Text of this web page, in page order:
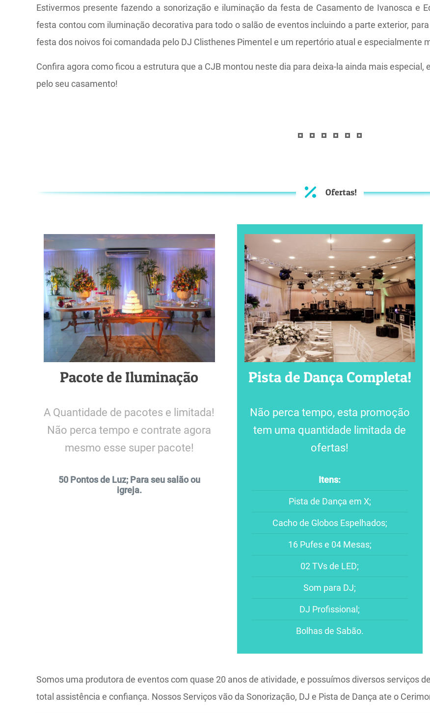
Estivermos presente fazendo a sonorização e iluminação da festa de Casamento de Ivanosca e
festa contou com iluminação decorativa para todo o salão de eventos incluindo a parte exterior,
festa dos noivos foi comandada pelo DJ Clisthenes Pimentel e um repertório atual e especialmente
Confira agora como ficou a estrutura que a CJB montou neste dia para deixa-la ainda mais
pelo seu casamento!
Ofertas!
Pacote de Iluminação
A Quantidade de pacotes e limitada!
Não perca tempo e contrate agora
mesmo esse super pacote!
50 Pontos de Luz; Para seu salão ou
igreja.
Pista de Dança Completa!
Não perca tempo, esta promoção
tem uma quantidade limitada de
ofertas!
Itens:
Pista de Dança em X;
Cacho de Globos Espelhados;
16 Pufes e 04 Mesas;
02 TVs de LED;
Som para DJ;
DJ Profissional;
Bolhas de Sabão.
Somos uma produtora de eventos com quase 20 anos de atividade, e possuímos diversos serviços
total assistência e confiança. Nossos Serviços vão da Sonorização, DJ e Pista de Dança ate o